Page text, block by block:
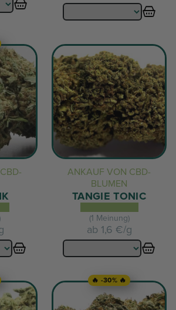
ANKAUF VON CBD-
BLUMEN
TANGIE TONIC
(1 Meinung)
ab 1,6 €/g
🔥 -30% 🔥